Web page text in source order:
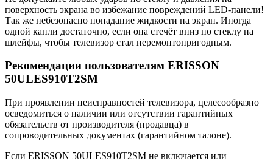
поверхность экрана во избежание повреждений LED-панели!
Так же небезопасно попадание жидкости на экран. Иногда
одной капли достаточно, если она стечёт вниз по стеклу на
шлейфы, чтобы телевизор стал неремонтопригодным.
Рекомендации пользователям ERISSON
50ULES910T2SM
При проявлении неисправностей телевизора, целесообразно
осведомиться о наличии или отсутствии гарантийных
обязательств от производителя (продавца) в
сопроводительных документах (гарантийном талоне).
Если ERISSON 50ULES910T2SM не включается или